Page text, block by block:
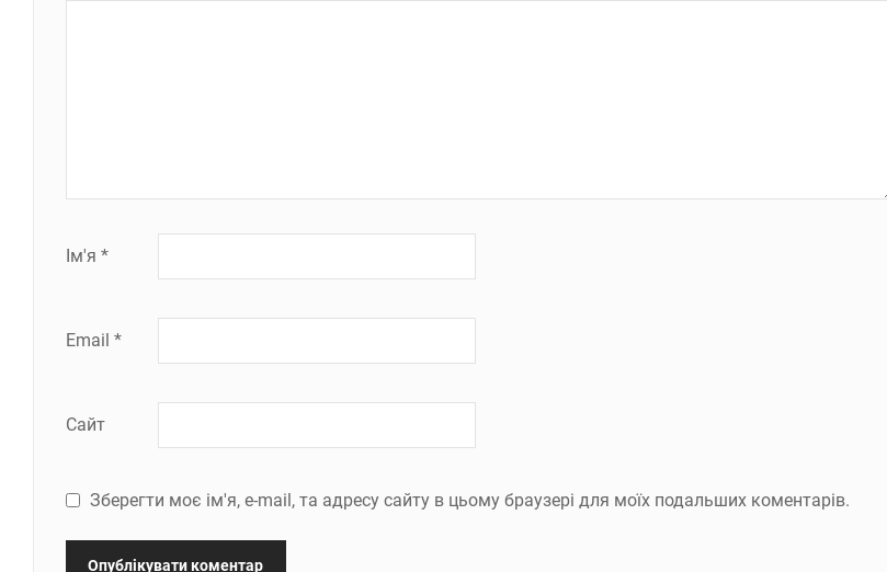
Ім'я *
Email *
Сайт
Зберегти моє ім'я, e-mail, та адресу сайту в цьому браузері для моїх подальших коментарів.